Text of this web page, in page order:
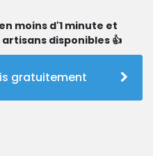
moins d'1 minute et
disponibles 👍
gratuitement